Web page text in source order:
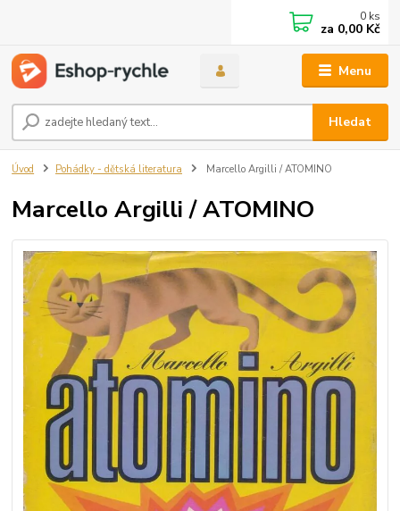
Menu
Hledat
0 ks
za 0,00 Kč
Úvod Pohádky - dětská literatura Marcello Argilli / ATOMINO
Marcello Argilli / ATOMINO